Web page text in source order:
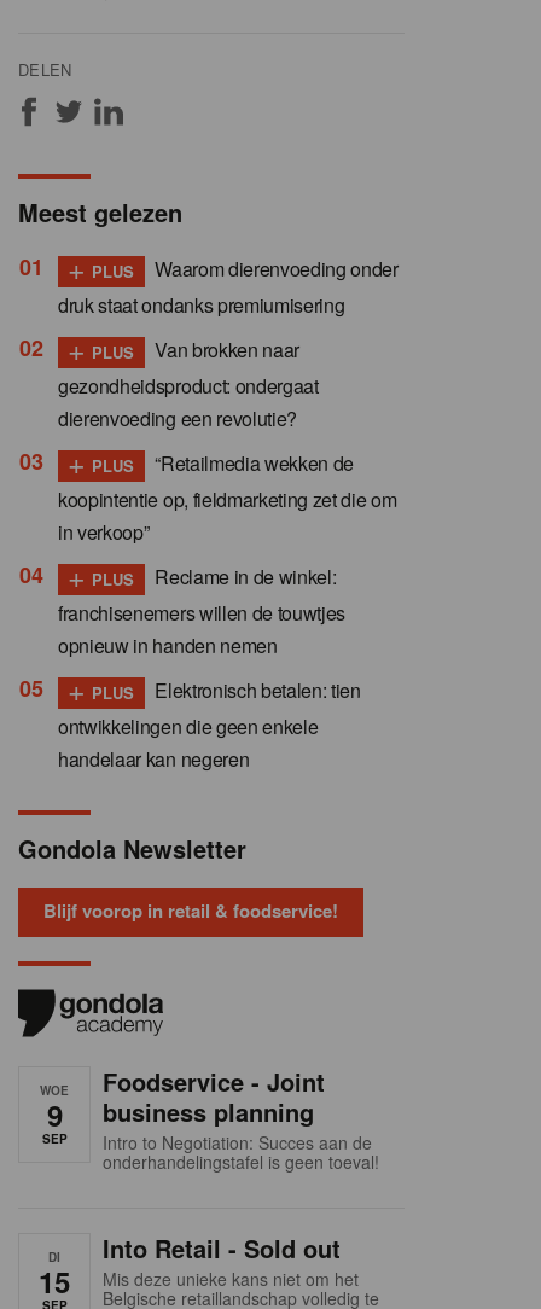
DELEN
Meest gelezen
+ PLUS
Waarom dierenvoeding onder
druk staat ondanks premiumisering
+ PLUS
Van brokken naar
gezondheidsproduct: ondergaat
dierenvoeding een revolutie?
+ PLUS
“Retailmedia wekken de
koopintentie op, fieldmarketing zet die om
in verkoop”
+ PLUS
Reclame in de winkel:
franchisenemers willen de touwtjes
opnieuw in handen nemen
+ PLUS
Elektronisch betalen: tien
ontwikkelingen die geen enkele
handelaar kan negeren
Gondola Newsletter
Blijf voorop in retail & foodservice!
WOE
9
SEP
Foodservice - Joint
business planning
Intro to Negotiation: Succes aan de
onderhandelingstafel is geen toeval!
DI
15
SEP
Into Retail - Sold out
Mis deze unieke kans niet om het
Belgische retaillandschap volledig te